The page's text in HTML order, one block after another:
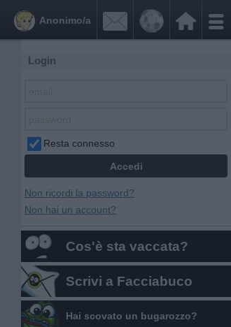


Anonimo/a
Login
Resta connesso
Non ricordi la password?
Non hai un account?
Cos'è sta vaccata?
Scrivi a Facciabuco
Hai scovato un bugarozzo?